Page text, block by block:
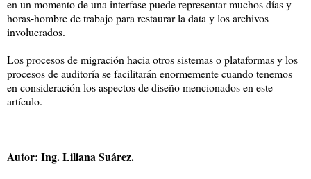
en un momento de una interfase puede representar muchos días y
horas-hombre de trabajo para restaurar la data y los archivos
involucrados.
Los procesos de migración hacia otros sistemas o plataformas y los
procesos de auditoría se facilitarán enormemente cuando tenemos
en consideración los aspectos de diseño mencionados en este
artículo.
Autor: Ing. Liliana Suárez.